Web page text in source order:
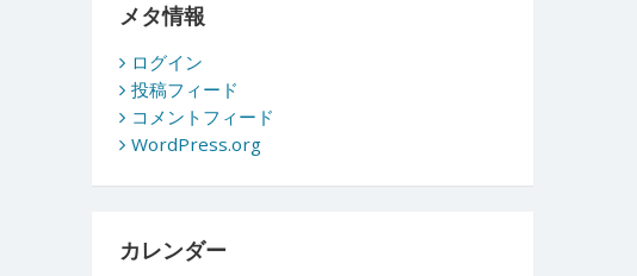
メタ情報
ログイン
投稿フィード
コメントフィード
WordPress.org
カレンダー